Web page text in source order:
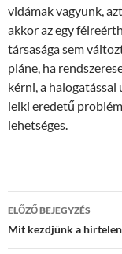
vidámak vagyunk,
akkor az egy
társasága sem
pláne, ha
kérni, a
lelki eredetű
lehetséges.
Bejegyzés
navigáció
ELŐZŐ BEJEGYZÉS
Mit kezdjünk a